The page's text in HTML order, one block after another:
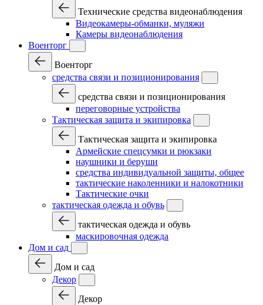
Технические средства видеонаблюдения
Видеокамеры-обманки, муляжи
Камеры видеонаблюдения
Военторг
Военторг
средства связи и позиционирования
средства связи и позиционирования
переговорные устройства
Тактическая защита и экипировка
Тактическая защита и экипировка
Армейские спецсумки и рюкзаки
наушники и беруши
средства индивидуальной защиты, общее
тактические наколенники и налокотники
Тактические очки
тактическая одежда и обувь
тактическая одежда и обувь
маскировочная одежда
Дом и сад
Дом и сад
Декор
Декор